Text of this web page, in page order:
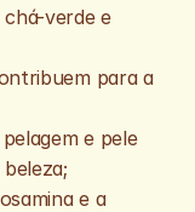
verde e
para a
pelagem e pele
e a